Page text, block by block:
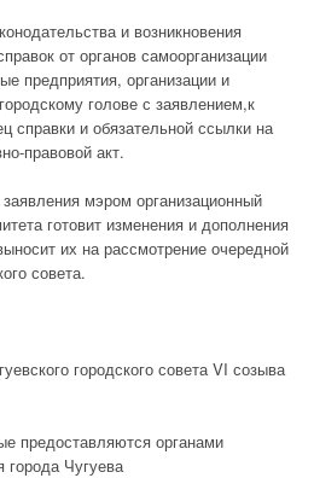
и возникновения
от органов самоорганизации
предприятия, организации и
голове с заявлением,к
справки и обязательной ссылки на
правовой акт.
мэром организационный
готовит изменения и дополнения
их на рассмотрение очередной
совета.
городского совета VI созыва
предоставляются органами
города Чугуева